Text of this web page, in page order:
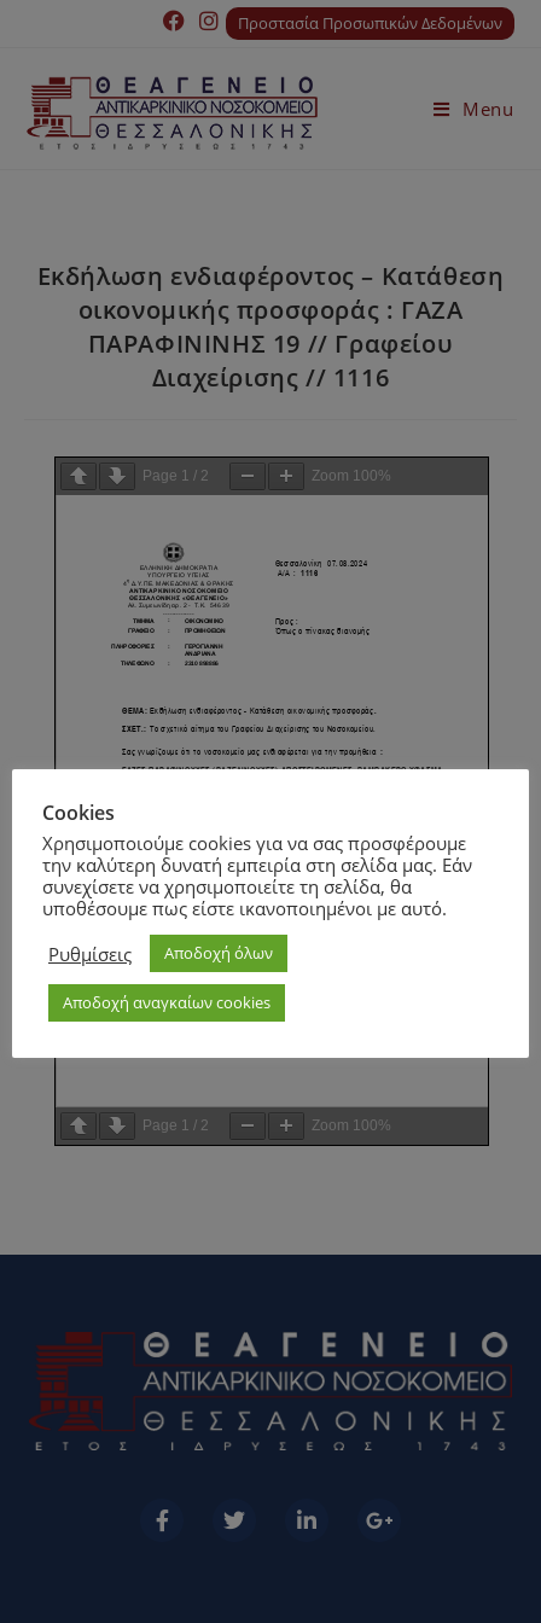
Προστασία Προσωπικών Δεδομένων
Menu
Εκδήλωση ενδιαφέροντος – Κατάθεση
οικονομικής προσφοράς : ΓΑΖΑ
ΠΑΡΑΦΙΝΙΝΗΣ 19 // Γραφείου
Διαχείρισης // 1116
Page 1 / 2 Zoom 100%
Page 1 / 2 Zoom 100%
Cookies
Χρησιμοποιούμε cookies για να σας προσφέρουμε
την καλύτερη δυνατή εμπειρία στη σελίδα μας. Εάν
συνεχίσετε να χρησιμοποιείτε τη σελίδα, θα
υποθέσουμε πως είστε ικανοποιημένοι με αυτό.
Ρυθμίσεις
Αποδοχή όλων
Αποδοχή αναγκαίων cookies